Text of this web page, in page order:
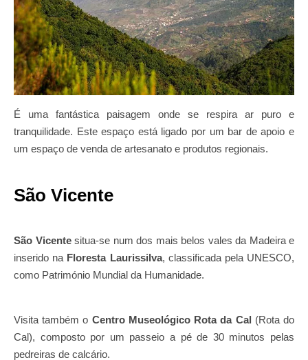
É uma fantástica paisagem onde se respira ar puro e
tranquilidade. Este espaço está ligado por um bar de apoio e
um espaço de venda de artesanato e produtos regionais.
São Vicente
São Vicentesitua-se num dos mais belos vales da Madeira e
inserido na Floresta Laurissilva, classificada pela UNESCO,
como Património Mundial da Humanidade.
Visita também o Centro Museológico Rota da Cal (Rota do
Cal), composto por um passeio a pé de 30 minutos pelas
pedreiras de calcário.